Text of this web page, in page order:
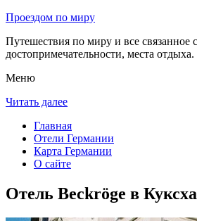
Проездом по миру
Путешествия по миру и все связанное
достопримечательности, места отдыха.
Меню
Читать далее
Главная
Отели Германии
Карта Германии
О сайте
Отель Beckröge в